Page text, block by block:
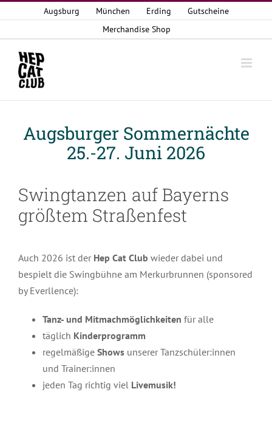
Inhalt
springen
Augsburg München Erding
Gutscheine
Merchandise Shop
Augsburger Sommernächte
25.-27. Juni 2026
Swingtanzen auf Bayerns
größtem Straßenfest
Auch 2026 ist der Hep Cat Club wieder dabei und
bespielt die Swingbühne am Merkurbrunnen (sponsored
by Everllence):
Tanz- und Mitmachmöglichkeiten für alle
täglich Kinderprogramm
regelmäßige Shows unserer Tanzschüler:innen
und Trainer:innen
jeden Tag richtig viel Livemusik!